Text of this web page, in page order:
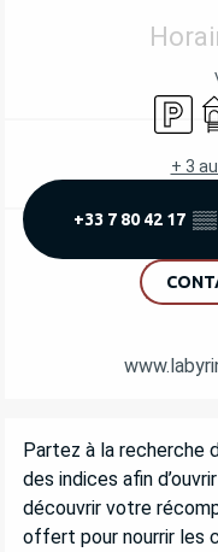
OUVERTURE
Parking
+ 3
+33 7 80 42 17 ▒▒
DESCRIPTION
Partez à la recherche
des indices afin
découvrir votre
offert pour nourrir les